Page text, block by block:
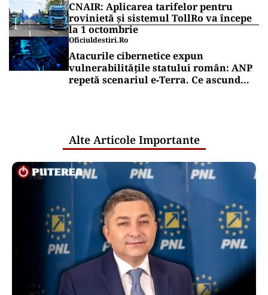
CNAIR: Aplicarea tarifelor pentru
rovinietă și sistemul TollRo va începe
la 1 octombrie
Oficiuldestiri.ro
Atacurile cibernetice expun
vulnerabilitățile statului român: ANP
repetă scenariul e‑Terra. Ce ascund
Alte Articole Importante